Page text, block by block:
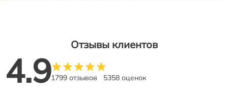
Отзывы клиентов
4.91799 отзывов 5358 оценок